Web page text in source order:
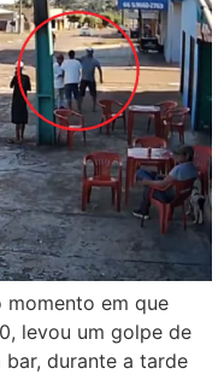
momento em que
levou um golpe de
durante a tarde